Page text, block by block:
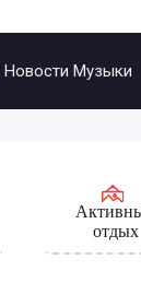
Новости Музыки
отдых